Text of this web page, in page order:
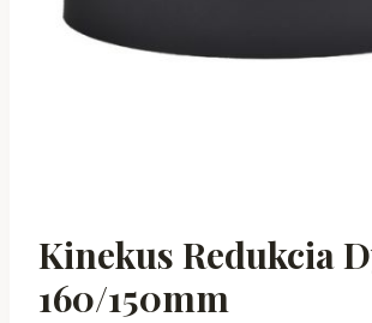
Kinekus Redukcia
160/150mm